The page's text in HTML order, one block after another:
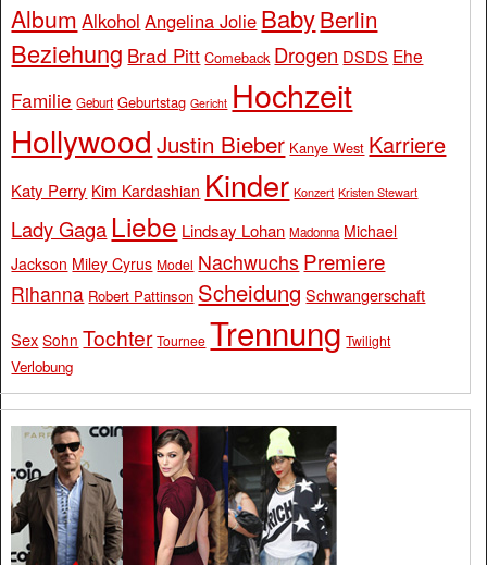
Album Alkohol Angelina Jolie BabyBerlin
Beziehung Brad Pitt Comeback Drogen DSDS Ehe
Familie Geburt Geburtstag Gericht Hochzeit
Hollywood Justin Bieber Kanye West Karriere
Katy Perry Kim Kardashian Kinder Konzert Kristen Stewart
Lady Gaga Liebe Lindsay Lohan Madonna Michael
Jackson Miley Cyrus Model Nachwuchs Premiere
Rihanna Robert Pattinson Scheidung Schwangerschaft
Sex Sohn Tochter Tournee Trennung Twilight
Verlobung